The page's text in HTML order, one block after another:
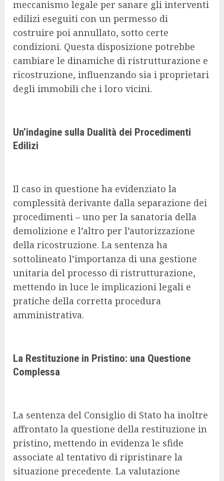
meccanismo legale per sanare gli interventi
edilizi eseguiti con un permesso di
costruire poi annullato, sotto certe
condizioni. Questa disposizione potrebbe
cambiare le dinamiche di ristrutturazione e
ricostruzione, influenzando sia i proprietari
degli immobili che i loro vicini.
Un’indagine sulla Dualità dei Procedimenti
Edilizi
Il caso in questione ha evidenziato la
complessità derivante dalla separazione dei
procedimenti – uno per la sanatoria della
demolizione e l’altro per l’autorizzazione
della ricostruzione. La sentenza ha
sottolineato l’importanza di una gestione
unitaria del processo di ristrutturazione,
mettendo in luce le implicazioni legali e
pratiche della corretta procedura
amministrativa.
La Restituzione in Pristino: una Questione
Complessa
La sentenza del Consiglio di Stato ha inoltre
affrontato la questione della restituzione in
pristino, mettendo in evidenza le sfide
associate al tentativo di ripristinare la
situazione precedente. La valutazione